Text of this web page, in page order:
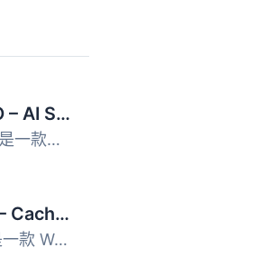
Rank Math SEO – AI SEO Tools to Dominate SEO Rankings
Rank Math SEO 是一款專為 WordPress 設計的 AI SEO 外掛，幫...
SpeedyCache – Cache, Optimization, Performance
SpeedyCache 是一款 WordPress 外掛，透過快取、壓縮及優化網...